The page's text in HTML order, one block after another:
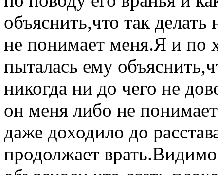
объяснить,что так делать
не понимает меня.Я и по
пыталась ему
никогда ни до чего не
он меня либо не
даже доходило до
продолжает